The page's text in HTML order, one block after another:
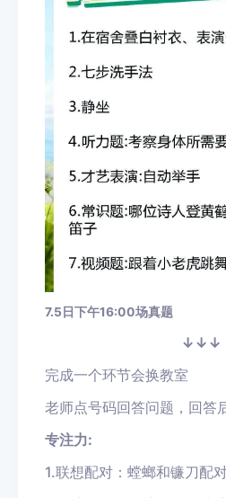
7.5日下午16:00场真题
↓ ↓ ↓
完成一个环节会换教室
老师点号码回答问题，回答
专注力:
1.联想配对：螳螂和镰刀配